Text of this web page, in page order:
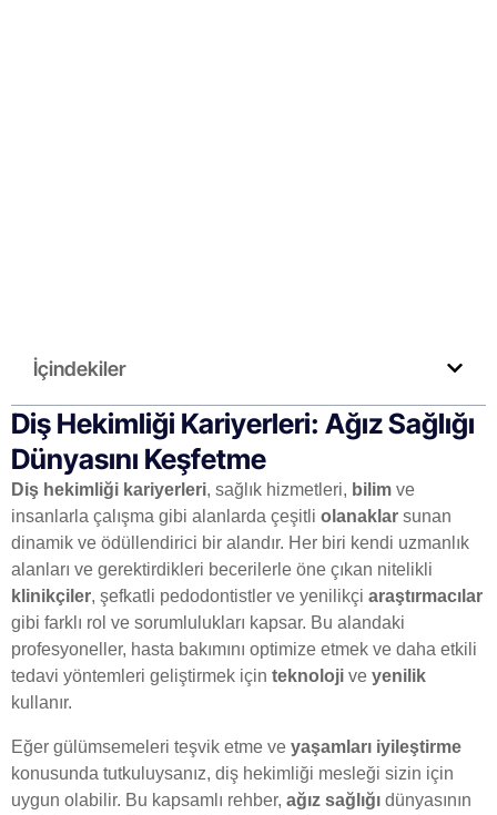
İçindekiler
Diş Hekimliği Kariyerleri: Ağız Sağlığı
Dünyasını Keşfetme
Diş hekimliği kariyerleri, sağlık hizmetleri, bilim ve
insanlarla çalışma gibi alanlarda çeşitli olanaklar sunan
dinamik ve ödüllendirici bir alandır. Her biri kendi uzmanlık
alanları ve gerektirdikleri becerilerle öne çıkan nitelikli
klinikçiler, şefkatli pedodontistler ve yenilikçi araştırmacılar
gibi farklı rol ve sorumlulukları kapsar. Bu alandaki
profesyoneller, hasta bakımını optimize etmek ve daha etkili
tedavi yöntemleri geliştirmek için teknoloji ve yenilik
kullanır.
Eğer gülümsemeleri teşvik etme ve yaşamları iyileştirme
konusunda tutkuluysanız, diş hekimliği mesleği sizin için
uygun olabilir. Bu kapsamlı rehber, ağız sağlığı dünyasının